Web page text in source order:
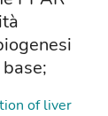
of liver